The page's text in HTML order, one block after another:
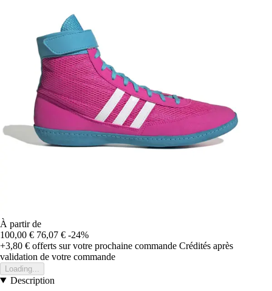
À partir de
100,00 € 76,07 € -24%
+3,80 € offerts sur votre prochaine commande Crédités après
validation de votre commande
Loading...
Description